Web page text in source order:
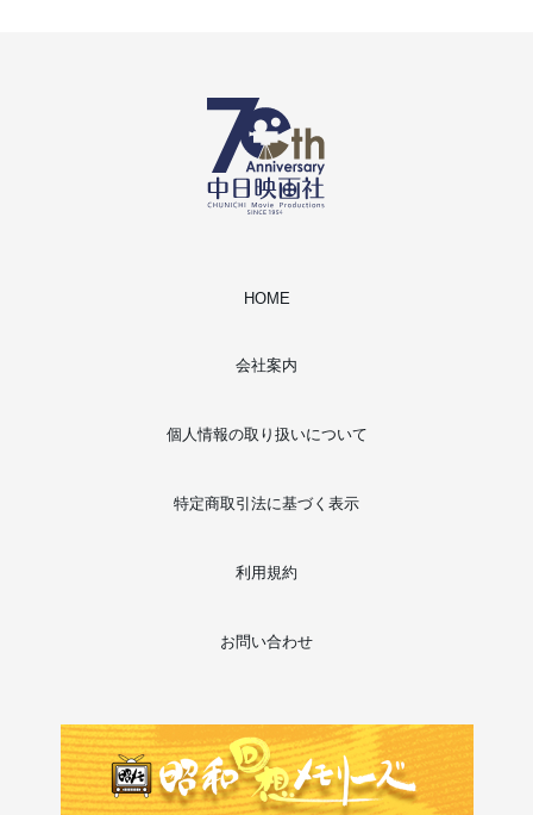
HOME
会社案内
個人情報の取り扱いについて
特定商取引法に基づく表示
利用規約
お問い合わせ